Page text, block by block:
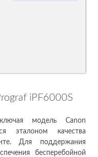
iPF6000S
модель Canon
эталоном качества
Для поддержания
бесперебойной